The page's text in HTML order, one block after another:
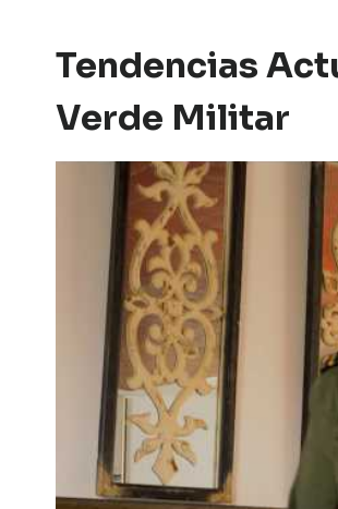
Tendencias
Verde Militar